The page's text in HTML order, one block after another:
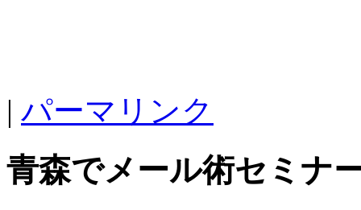
| パーマリンク
青森でメール術セミナ